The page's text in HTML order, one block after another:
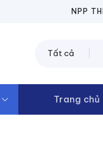
NPP
Trang chủ